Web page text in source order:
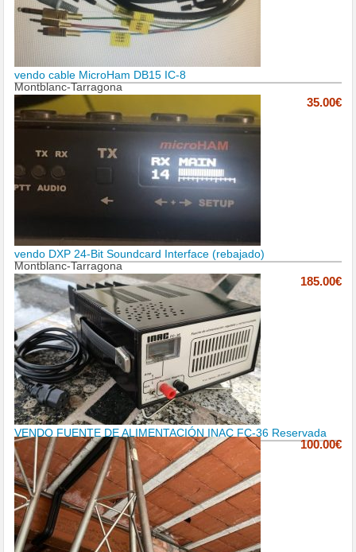
vendo cable MicroHam DB15 IC-8
Montblanc-Tarragona
35.00€
vendo DXP 24-Bit Soundcard Interface (rebajado)
Montblanc-Tarragona
185.00€
VENDO FUENTE DE ALIMENTACIÓN INAC FC-36 Reservada
100.00€